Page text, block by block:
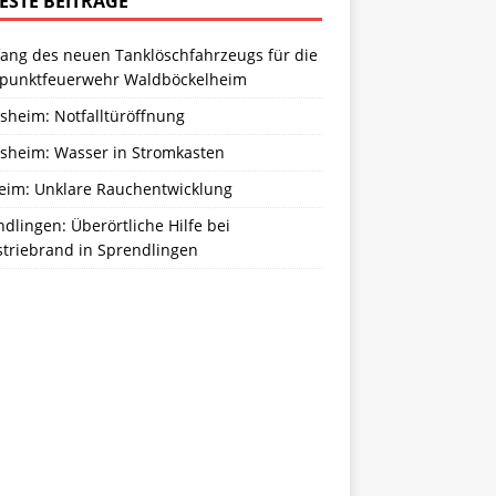
des neuen Tanklöschfahrzeugs für die
Waldböckelheim
Notfalltüröffnung
Wasser in Stromkasten
Unklare Rauchentwicklung
Überörtliche Hilfe bei
in Sprendlingen